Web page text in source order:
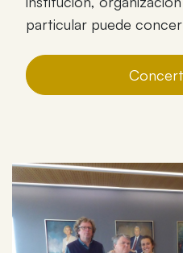
particular puede